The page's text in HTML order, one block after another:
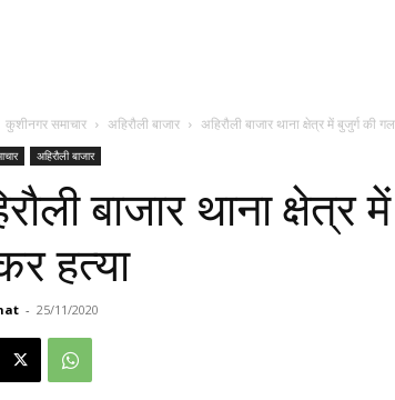
कुशीनगर समाचार अहिरौली बाजार अहिरौली बाजार थाना क्षेत्र में बुजुर्ग की
अहिरौली बाजार
बाजार थाना क्षेत्र
हत्या
- 25/11/2020